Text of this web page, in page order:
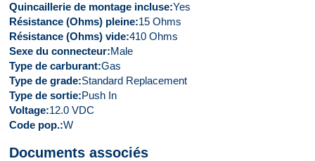
Quincaillerie de montage incluse Yes
Résistance (Ohms) pleine 15 Ohms
Résistance (Ohms) vide 410 Ohms
Sexe du connecteur Male
Type de carburant Gas
Type de grade Standard Replacement
Type de sortie Push In
Voltage 12.0 VDC
Code pop. W
Documents associés